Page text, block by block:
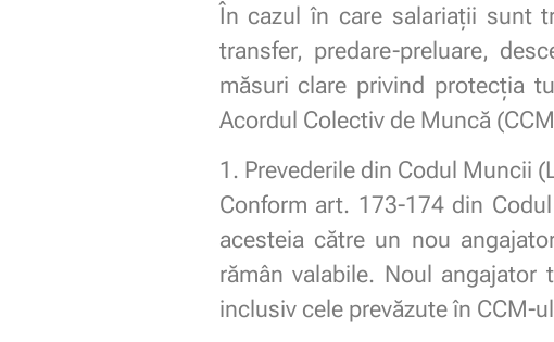
În cazul în care salariații sunt
transfer, predare-preluare,
măsuri clare privind protecția
Acordul Colectiv de Muncă
1. Prevederile din Codul Muncii
Conform art. 173-174 din
acesteia către un nou
rămân valabile. Noul
inclusiv cele prevăzute în CCM-